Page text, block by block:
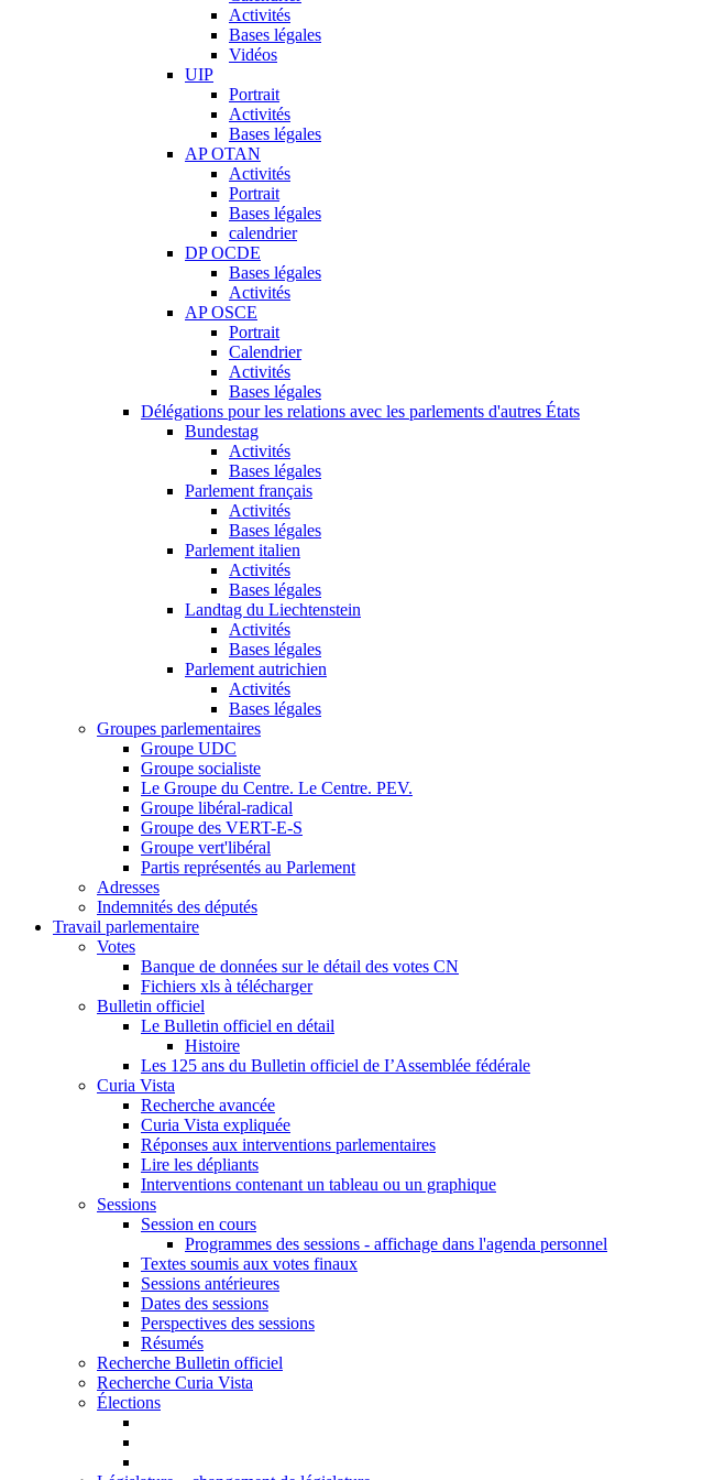
Activités
Bases légales
Vidéos
UIP
Portrait
Activités
Bases légales
AP OTAN
Activités
Portrait
Bases légales
calendrier
DP OCDE
Bases légales
Activités
AP OSCE
Portrait
Calendrier
Activités
Bases légales
Délégations pour les relations avec les parlements d'autres États
Bundestag
Activités
Bases légales
Parlement français
Activités
Bases légales
Parlement italien
Activités
Bases légales
Landtag du Liechtenstein
Activités
Bases légales
Parlement autrichien
Activités
Bases légales
Groupes parlementaires
Groupe UDC
Groupe socialiste
Le Groupe du Centre. Le Centre. PEV.
Groupe libéral-radical
Groupe des VERT-E-S
Groupe vert'libéral
Partis représentés au Parlement
Adresses
Indemnités des députés
Travail parlementaire
Votes
Banque de données sur le détail des votes CN
Fichiers xls à télécharger
Bulletin officiel
Le Bulletin officiel en détail
Histoire
Les 125 ans du Bulletin officiel de I’Assemblée fédérale
Curia Vista
Recherche avancée
Curia Vista expliquée
Réponses aux interventions parlementaires
Lire les dépliants
Interventions contenant un tableau ou un graphique
Sessions
Session en cours
Programmes des sessions - affichage dans l'agenda personnel
Textes soumis aux votes finaux
Sessions antérieures
Dates des sessions
Perspectives des sessions
Résumés
Recherche Bulletin officiel
Recherche Curia Vista
Élections